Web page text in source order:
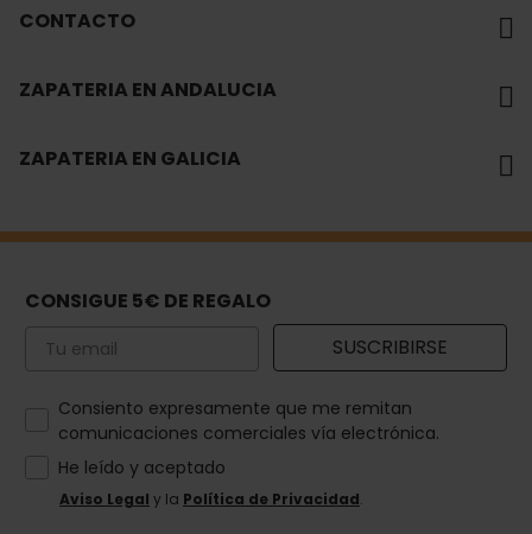
CONTACTO
ZAPATERIA EN ANDALUCIA
ZAPATERIA EN GALICIA
CONSIGUE 5€ DE REGALO
Email SUSCRIBIRSE
How would you like to hear from us?
Consiento expresamente que me remitan
comunicaciones comerciales vía electrónica.
He leído y aceptado
Aviso Legal y la Política de Privacidad.